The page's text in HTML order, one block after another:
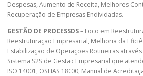
Despesas, Aumento de Receita, Melhores
Recuperação de Empresas Endividadas.
GESTÃO DE PROCESSOS– Foco em
Reestruturação Empresarial, Melhoria da
Estabilização de Operações Rotineiras
Sistema S2S de Gestão Empresarial que
ISO 14001, OSHAS 18000, Manual de